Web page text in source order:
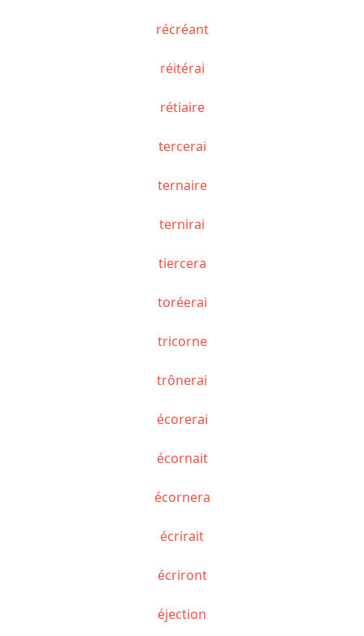
récréant
réitérai
rétiaire
tercerai
ternaire
ternirai
tiercera
toréerai
tricorne
trônerai
écorerai
écornait
écornera
écrirait
écriront
éjection